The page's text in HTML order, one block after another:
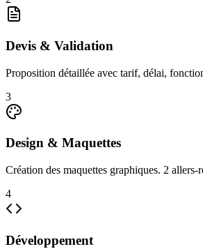
Devis & Validation
Proposition détaillée avec tarif, délai,
3
Design & Maquettes
Création des maquettes graphiques. 2 allers-
4
Développement